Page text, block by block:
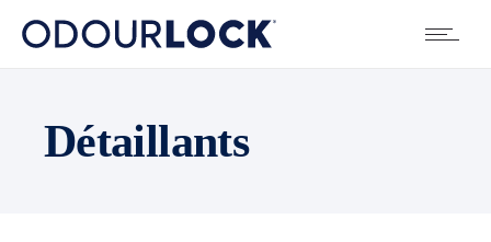
Détaillants